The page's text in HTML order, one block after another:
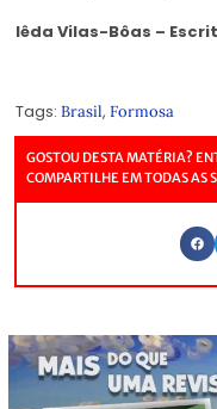
Iêda Vilas-Bôas –
Tags: Brasil, Formosa
GOSTOU DESTA MATÉRIA?
COMPARTILHE EM TODAS AS